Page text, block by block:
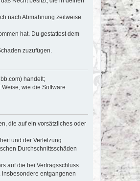
nach Abmahnung zeitweise
hat. Du gestattest dem
zuzufügen.
handelt;
wie die Software
die auf ein vorsätzliches oder
und der Verletzung
Durchschnittsschäden
auf die bei Vertragsschluss
entgangenen